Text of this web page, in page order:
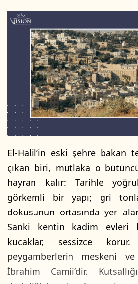
göndermek
El-Halil’in eski şehre bakan
çıkan biri, mutlaka o
hayran kalır: Tarihle
görkemli bir yapı; gri
dokusunun ortasında yer
Sanki kentin kadim evleri
kucaklar, sessizce
peygamberlerin meskeni
İbrahim Camii’dir.